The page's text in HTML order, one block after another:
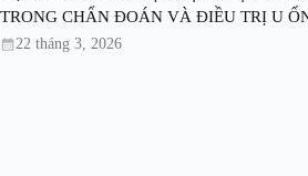
TRONG CHẨN ĐOÁN VÀ ĐIỀU TRỊ U
22 tháng 3, 2026